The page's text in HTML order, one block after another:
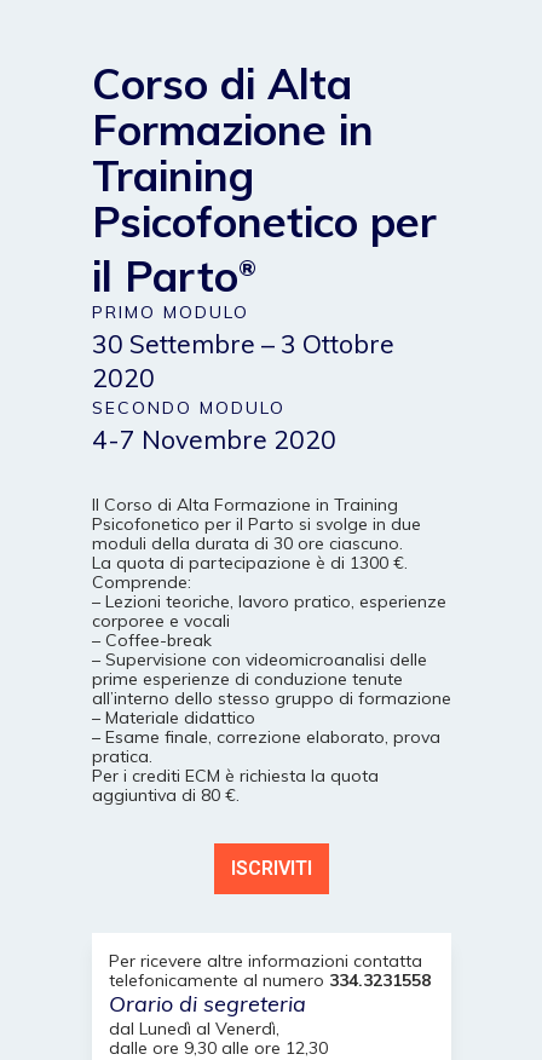
Corso di Alta
Formazione in
Training
Psicofonetico per
il Parto®
PRIMO MODULO
30 Settembre – 3 Ottobre
2020
SECONDO MODULO
4-7 Novembre 2020
Il Corso di Alta Formazione in Training
Psicofonetico per il Parto si svolge in due
moduli della durata di 30 ore ciascuno.
La quota di partecipazione è di 1300 €.
Comprende:
– Lezioni teoriche, lavoro pratico, esperienze
corporee e vocali
– Coffee-break
– Supervisione con videomicroanalisi delle
prime esperienze di conduzione tenute
all’interno dello stesso gruppo di formazione
– Materiale didattico
– Esame finale, correzione elaborato, prova
pratica.
Per i crediti ECM è richiesta la quota
aggiuntiva di 80 €.
ISCRIVITI
Per ricevere altre informazioni contatta
telefonicamente al numero 334.3231558
Orario di segreteria
dal Lunedì al Venerdì,
dalle ore 9,30 alle ore 12,30